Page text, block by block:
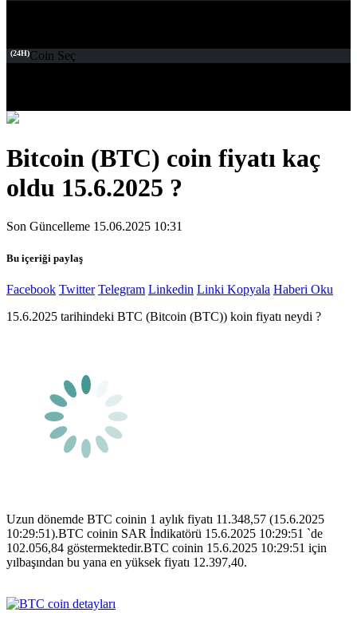
(24H)Coin Seç
Bitcoin (BTC) coin fiyatı kaç
oldu 15.6.2025 ?
Son Güncelleme 15.06.2025 10:31
Bu içeriği paylaş
Facebook Twitter Telegram Linkedin Linki Kopyala Haberi Oku
15.6.2025 tarihindeki BTC (Bitcoin (BTC)) koin fiyatı neydi ?
Uzun dönemde BTC coinin 1 aylık fiyatı 11.348,57 (15.6.2025
10:29:51).BTC coinin SAR İndikatörü 15.6.2025 10:29:51 `de
102.056,84 göstermektedir.BTC coinin 15.6.2025 10:29:51 için
yılbaşından bu yana en yüksek fiyatı 12.397,40.